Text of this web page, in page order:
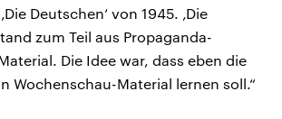
Deutschen‘ von 1945. ‚Die
zum Teil aus Propaganda-
Die Idee war, dass eben die
Wochenschau-Material lernen soll.“